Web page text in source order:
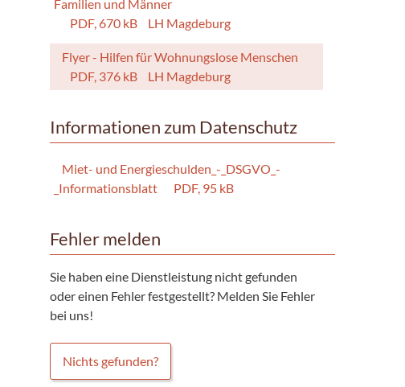
Familien und Männer
PDF, 670 kB
LH Magdeburg
Flyer - Hilfen für Wohnungslose Menschen
PDF, 376 kB
LH Magdeburg
Informationen zum Datenschutz
Miet- und Energieschulden_-_DSGVO_-
_Informationsblatt
PDF, 95 kB
Fehler melden
Sie haben eine Dienstleistung nicht gefunden
oder einen Fehler festgestellt? Melden Sie Fehler
bei uns!
Nichts gefunden?